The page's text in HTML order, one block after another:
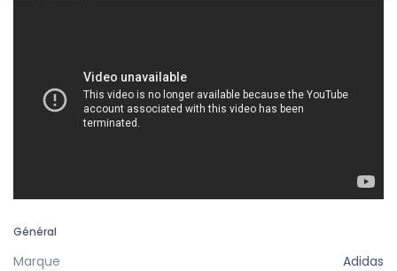
Général
Marque
Adidas